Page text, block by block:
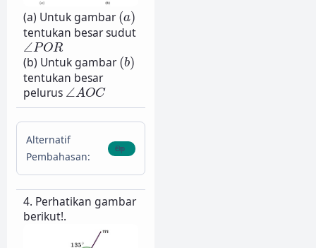
(a) Untuk gambar(a)
(a)
tentukan besar sudut
∠POR
∠POR
(b) Untuk gambar(b)
(b)
tentukan besar
pelurus ∠AOC
∠AOC
Alternatif
Pembahasan:
4. Perhatikan gambar
berikut!.